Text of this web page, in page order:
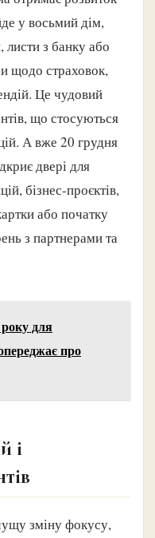
у восьмий дім,
з банку або
щодо страховок,
Це чудовий
що стосуються
А вже 20 грудня
двері для
бізнес-проєктів,
або початку
з партнерами та
для
про
і
зміну фокусу,